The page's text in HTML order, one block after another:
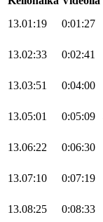
13.01:19
0:01:27
13.02:33 0:02:41
13.03:51 0:04:00
13.05:01 0:05:09
13.06:22 0:06:30
13.07:10 0:07:19
13.08:25 0:08:33